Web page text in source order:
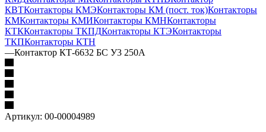
КВТКонтакторы КМЭКонтакторы КМ (пост. ток)Контакторы
КМКонтакторы КМИКонтакторы КМНКонтакторы
КТККонтакторы ТКПДКонтакторы КТЭКонтакторы
ТКПКонтакторы КТН
—Контактор КТ-6632 БС У3 250А
Артикул: 00-00004989